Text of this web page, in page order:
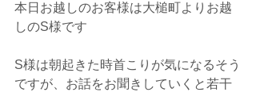
本日お越しのお客様は大槌町よりお越
しのS様です
S様は朝起きた時首こりが気になるそう
ですが、お話をお聞きしていくと若干